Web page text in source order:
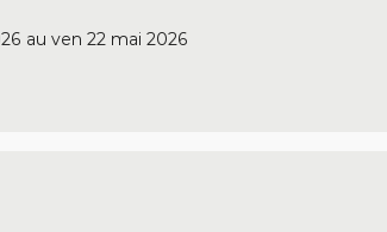
au ven 22 mai 2026